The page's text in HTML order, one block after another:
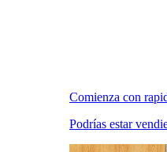
Comienza con
Podrías estar